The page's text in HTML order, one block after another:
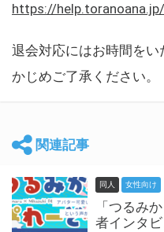
https://
退会対応にはお時間を
かじめご了承ください。
関連記事
同人 女性向け
「つるみ
者インタ